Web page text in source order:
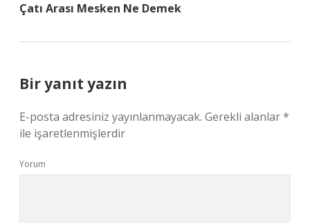
Çatı Arası Mesken Ne Demek
Bir yanıt yazın
E-posta adresiniz yayınlanmayacak. Gerekli alanlar*
ile işaretlenmişlerdir
Yorum